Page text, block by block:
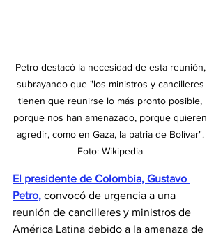
Petro destacó la necesidad de esta reunión,
subrayando que "los ministros y cancilleres
tienen que reunirse lo más pronto posible,
porque nos han amenazado, porque quieren
agredir, como en Gaza, la patria de Bolívar".
Foto: Wikipedia
El presidente de Colombia, Gustavo
Petro, convocó de urgencia a una
reunión de cancilleres y ministros de
América Latina debido a la amenaza de